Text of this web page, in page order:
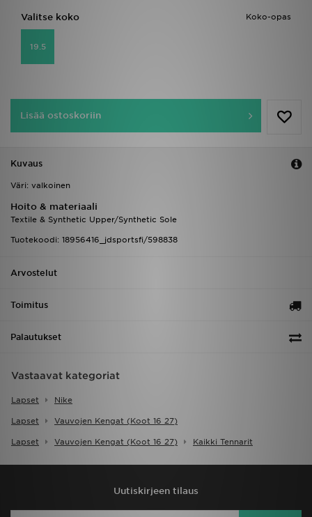
Koko-opas
Valitse koko
19.5
Lisää ostoskoriin
Kuvaus
Väri: valkoinen
Hoito & materiaali
Textile & Synthetic Upper/Synthetic Sole
Tuotekoodi: 18956416_jdsportsfi/598838
Arvostelut
Toimitus
Palautukset
Vastaavat kategoriat
Lapset Nike
Lapset Vauvojen Kengat (koot 16 27)
Lapset Vauvojen Kengat (koot 16 27) Kaikki Tennarit
Uutiskirjeen tilaus
Lataa JD-sovellus